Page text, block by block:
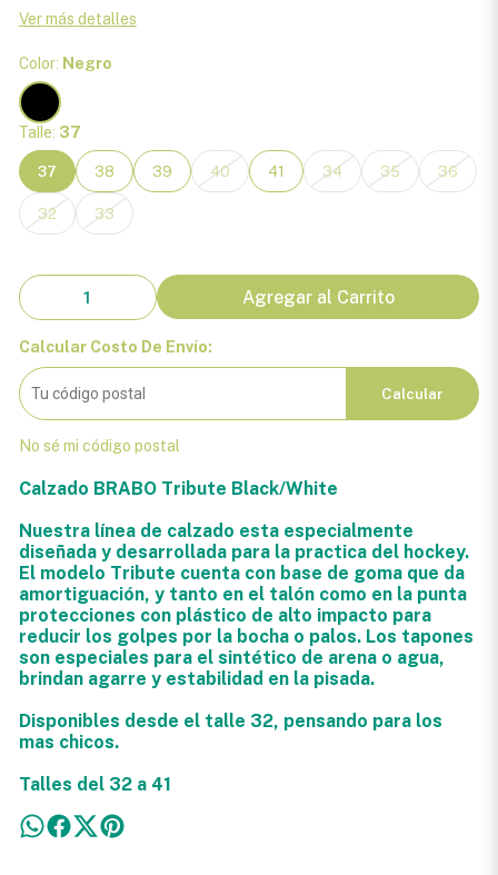
Ver más detalles
Color: Negro
Talle: 37
37 38 39 40 41 34 35 36
32 33
Agregar al Carrito
Calcular Costo De Envío:
Calcular
No sé mi código postal
Calzado BRABO Tribute Black/White
Nuestra línea de calzado esta especialmente
diseñada y desarrollada para la practica del hockey.
El modelo Tribute cuenta con base de goma que da
amortiguación, y tanto en el talón como en la punta
protecciones con plástico de alto impacto para
reducir los golpes por la bocha o palos. Los tapones
son especiales para el sintético de arena o agua,
brindan agarre y estabilidad en la pisada.
Disponibles desde el talle 32, pensando para los
mas chicos.
Talles del 32 a 41